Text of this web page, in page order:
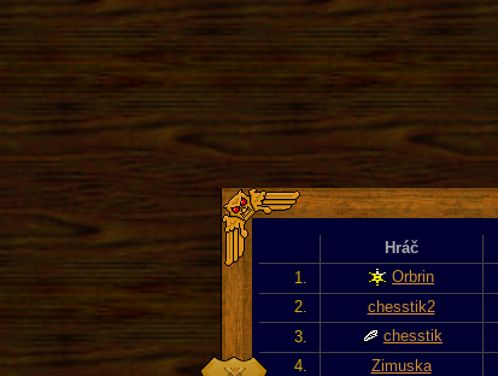
Hráč
1.
Orbrin
2.
chesstik2
3.
chesstik
4.
Zimuska